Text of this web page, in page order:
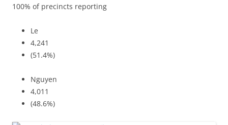
100% of precincts reporting
Le
4,241
(51.4%)
Nguyen
4,011
(48.6%)